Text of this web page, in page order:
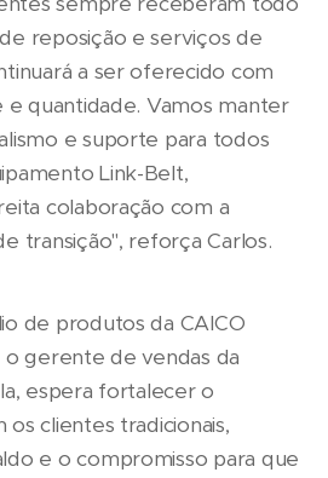
reposição e serviços de
a ser oferecido com
e quantidade. Vamos manter
e suporte para todos
Link-Belt,
colaboração com a
transição", reforça Carlos.
de produtos da CAICO
o gerente de vendas da
espera fortalecer o
clientes tradicionais,
e o compromisso para que